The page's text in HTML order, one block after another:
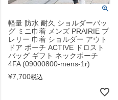
軽量 防水 耐久 ショルダーバッ
グ ミニ巾着 メンズ PRAIRIE プ
レリー 巾着 ショルダー アウト
ドア ポーチ ACTIVE ドロスト
バッグ ギフト ネックポーチ
4FA (09000800-mens-1r)
¥7,700税込